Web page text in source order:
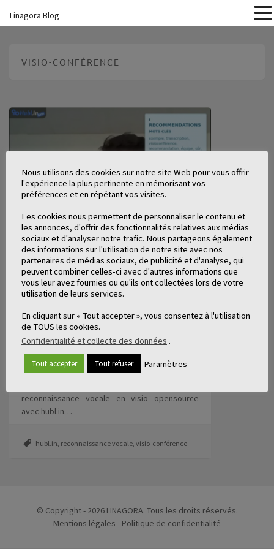
VISIO-CONFÉRENCE
[VIDEO] – DÉMO : LA
RECONNAISSANCE DE LA PAROLE
EN VISIOCONF AVEC HUBL.IN
automatisée de compte-rendu, indexation des
echanges, recherche et analyse des
discussions….cette vidéo propose de
reconnaissance vocale en visio opensource
avec hubl.in…
hubl.in, reconnaissance vocale, visio-conférence
© Copyright - 2026 LINAGORA. Tous les droits réservés.
Mentions légales - Politique de confidentialité
Nous utilisons des cookies sur notre site Web pour vous offrir
l'expérience la plus pertinente en mémorisant vos
préférences et en répétant vos visites.
Les cookies nous permettent de personnaliser le contenu et
les annonces, d'offrir des fonctionnalités relatives aux médias
sociaux et d'analyser notre trafic. Nous partageons également
des informations sur l'utilisation de notre site avec nos
partenaires de médias sociaux, de publicité et d'analyse, qui
peuvent combiner celles-ci avec d'autres informations que
vous leur avez fournies ou qu'ils ont collectées lors de votre
utilisation de leurs services.
En cliquant sur « Tout accepter », vous consentez à l'utilisation
de TOUS les cookies.
Confidentialité et collecte des données .
Tout accepter Tout refuser Paramètres
Linagora Blog